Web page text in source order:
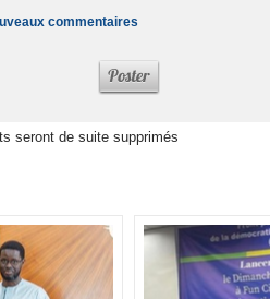
commentaires
seront de suite supprimés